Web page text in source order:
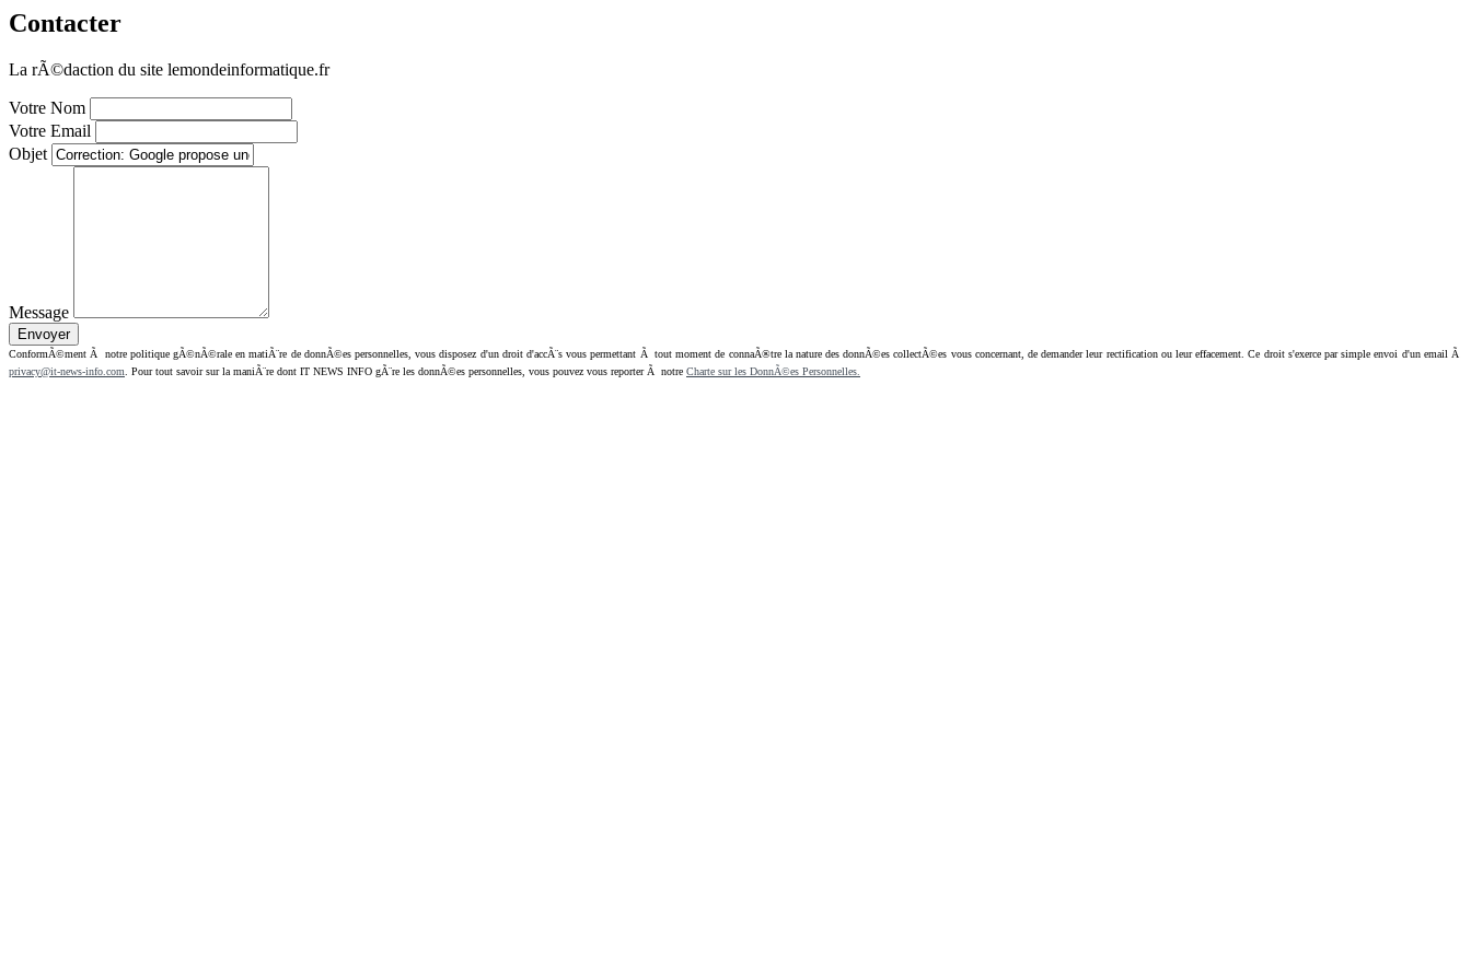
Contacter
La rÃ©daction du site lemondeinformatique.fr
Votre Nom
Votre Email
Objet
Message
ConformÃ©ment Ã notre politique gÃ©nÃ©rale en matiÃ¨re de donnÃ©es personnelles, vous disposez d'un droit d'accÃ¨s vous permettant Ã tout moment de connaÃ®tre la nature des donnÃ©es collectÃ©es vous concernant, de demander leur rectification ou leur effacement. Ce droit s'exerce par simple envoi d'un email Ã
privacy@it-news-info.com . Pour tout savoir sur la maniÃ¨re dont IT NEWS INFO gÃ¨re les donnÃ©es personnelles, vous pouvez vous reporter Ã notre Charte sur les DonnÃ©es Personnelles.